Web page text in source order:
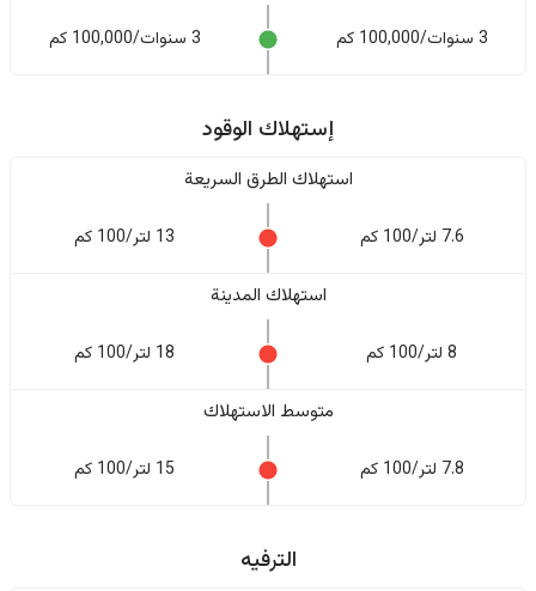
3 سنوات/100,000 كم 3 سنوات/100,000 كم
إستهلاك الوقود
استهلاك الطرق السريعة
7.6 لتر/100 كم 13 لتر/100 كم
استهلاك المدينة
8 لتر/100 كم 18 لتر/100 كم
متوسط الاستهلاك
7.8 لتر/100 كم 15 لتر/100 كم
الترفيه